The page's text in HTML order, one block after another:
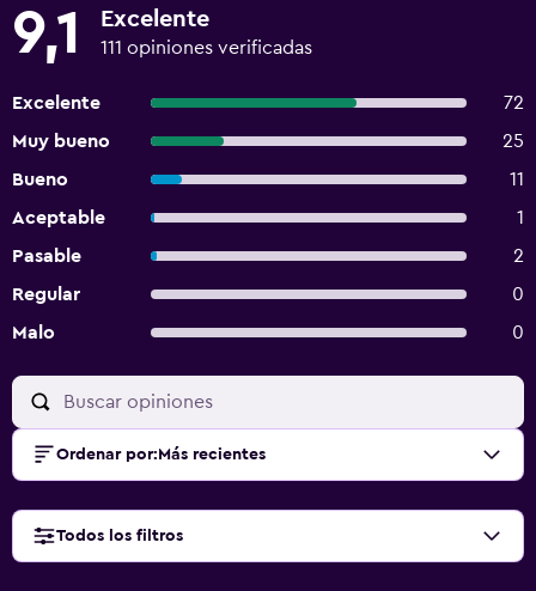
9,1 Excelente
111 opiniones verificadas
Excelente
72
Muy bueno
25
Bueno
11
Aceptable
1
Pasable
2
Regular
0
Malo
0
Ordenar por: Más recientes
Todos los filtros